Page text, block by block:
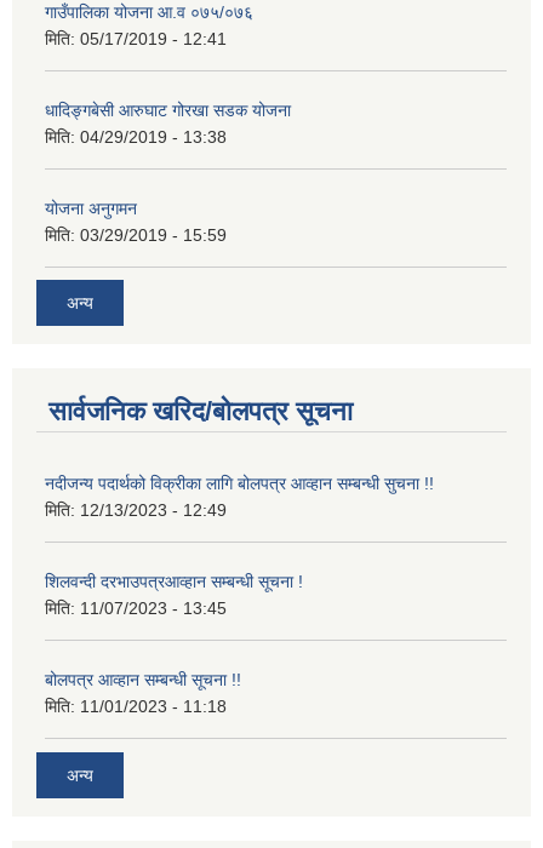
गाउँपालिका योजना आ.व ०७५/०७६
मिति: 05/17/2019 - 12:41
धादिङ्गबेसी आरुघाट गोरखा सडक योजना
मिति: 04/29/2019 - 13:38
योजना अनुगमन
मिति: 03/29/2019 - 15:59
अन्य
सार्वजनिक खरिद/बोलपत्र सूचना
नदीजन्य पदार्थको विक्रीका लागि बोलपत्र आव्हान सम्बन्धी सुचना !!
मिति: 12/13/2023 - 12:49
शिलवन्दी दरभाउपत्रआव्हान सम्बन्धी सूचना !
मिति: 11/07/2023 - 13:45
बोलपत्र आव्हान सम्बन्धी सूचना !!
मिति: 11/01/2023 - 11:18
अन्य